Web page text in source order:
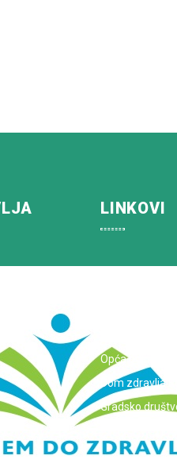
LINKOVI
Zavod za
Opća bolnica
Dom zdravlja
Gradsko